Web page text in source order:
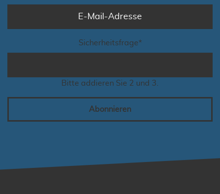
Sicherheitsfrage*
Bitte addieren Sie 2 und 3.
Abonnieren